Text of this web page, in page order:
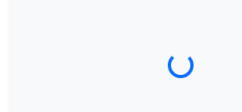
Загрузка трека...